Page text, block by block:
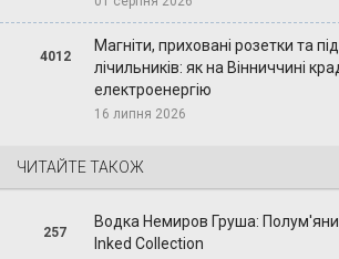
4012
Магніти, приховані розетки та
лічильників: як на Вінниччині
електроенергію
16 липня 2026
ЧИТАЙТЕ ТАКОЖ
257
Водка Немиров Груша:
Inked Collection